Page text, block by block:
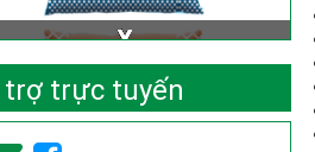
trợ trực tuyến